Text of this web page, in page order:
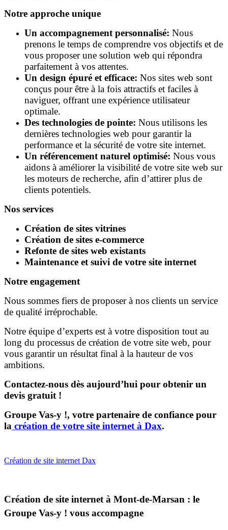
Notre approche unique
Un accompagnement personnalisé: Nous
prenons le temps de comprendre vos objectifs et de
vous proposer une solution web qui répondra
parfaitement à vos attentes.
Un design épuré et efficace: Nos sites web sont
conçus pour être à la fois attractifs et faciles à
naviguer, offrant une expérience utilisateur
optimale.
Des technologies de pointe: Nous utilisons les
dernières technologies web pour garantir la
performance et la sécurité de votre site internet.
Un référencement naturel optimisé: Nous vous
aidons à améliorer la visibilité de votre site web sur
les moteurs de recherche, afin d’attirer plus de
clients potentiels.
Nos services
Création de sites vitrines
Création de sites e-commerce
Refonte de sites web existants
Maintenance et suivi de votre site internet
Notre engagement
Nous sommes fiers de proposer à nos clients un service
de qualité irréprochable.
Notre équipe d’experts est à votre disposition tout au
long du processus de création de votre site web, pour
vous garantir un résultat final à la hauteur de vos
ambitions.
Contactez-nous dès aujourd’hui pour obtenir un
devis gratuit !
Groupe Vas-y !, votre partenaire de confiance pour
la création de votre site internet à Dax.
Création de site internet Dax
Création de site internet à Mont-de-Marsan : le
Groupe Vas-y ! vous accompagne